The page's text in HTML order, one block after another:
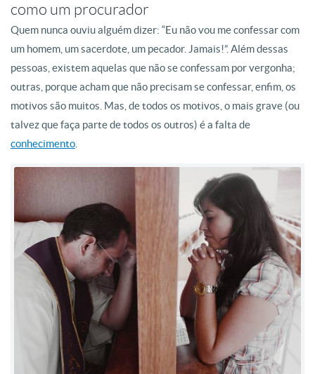
como um procurador
Quem nunca ouviu alguém dizer: “Eu não vou me confessar com
um homem, um sacerdote, um pecador. Jamais!”. Além dessas
pessoas, existem aquelas que não se confessam por vergonha;
outras, porque acham que não precisam se confessar, enfim, os
motivos são muitos. Mas, de todos os motivos, o mais grave (ou
talvez que faça parte de todos os outros) é a falta de
conhecimento